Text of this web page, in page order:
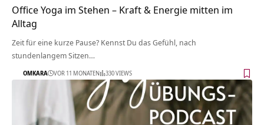
Office Yoga im Stehen – Kraft & Energie mitten im
Alltag
Zeit für eine kurze Pause? Kennst Du das Gefühl, nach
stundenlangem Sitzen…
OMKARA VOR 11 MONATEN 330 VIEWS